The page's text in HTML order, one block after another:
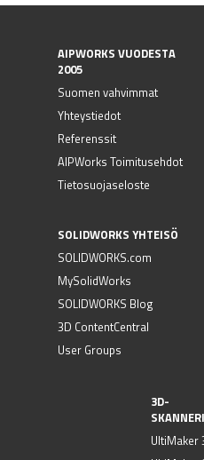
AIPWORKS VUODESTA
2005
Suomen vahvimmat
Yhteystiedot
Referenssit
AIPWorks Toimitusehdot
Tietosuojaseloste
SOLIDWORKS YHTEISÖ
SOLIDWORKS.com
MySolidWorks
SOLIDWORKS Blog
3D ContentCentral
User Groups
3D-
UltiMaker